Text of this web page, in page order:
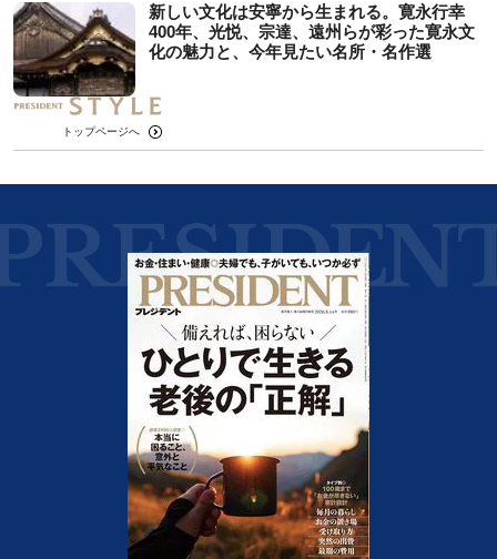
新しい文化は安寧から生まれる。寛永行幸
400年、光悦、宗達、遠州らが彩った寛永文
化の魅力と、今年見たい名所・名作選
トップページへ